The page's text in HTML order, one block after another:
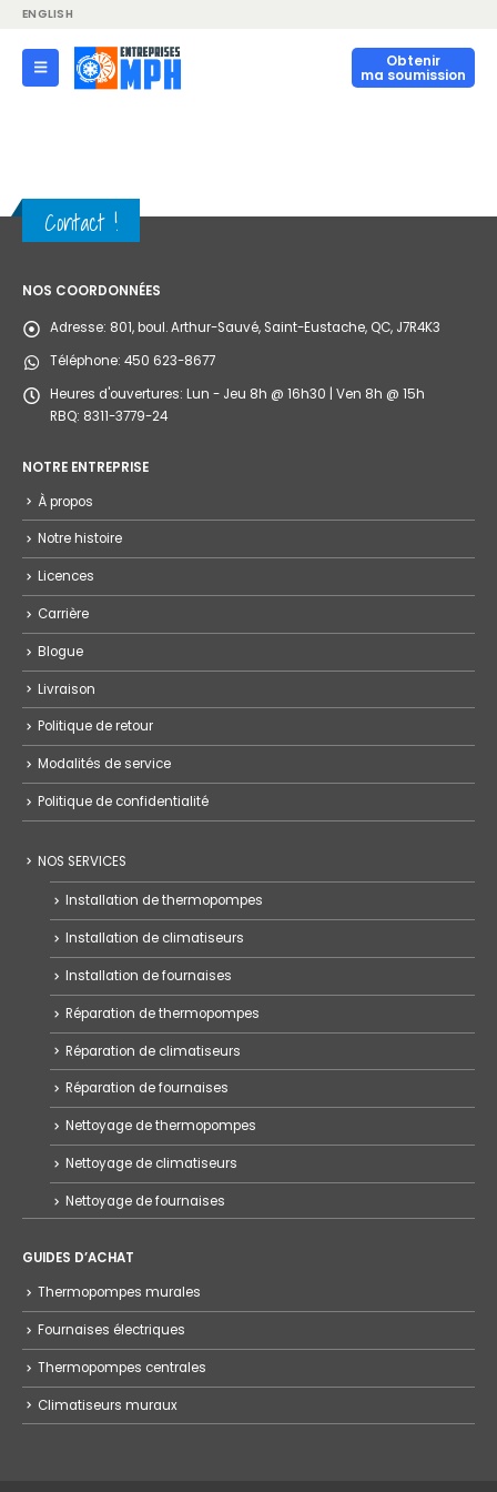
ENGLISH
Obtenir
ma soumission
Contact !
NOS COORDONNÉES
Adresse: 801, boul. Arthur-Sauvé, Saint-Eustache, QC, J7R4K3
Téléphone: 450 623-8677
Heures d'ouvertures: Lun - Jeu 8h @ 16h30 | Ven 8h @ 15h
RBQ: 8311-3779-24
NOTRE ENTREPRISE
À propos
Notre histoire
Licences
Carrière
Blogue
Livraison
Politique de retour
Modalités de service
Politique de confidentialité
NOS SERVICES
Installation de thermopompes
Installation de climatiseurs
Installation de fournaises
Réparation de thermopompes
Réparation de climatiseurs
Réparation de fournaises
Nettoyage de thermopompes
Nettoyage de climatiseurs
Nettoyage de fournaises
GUIDES D’ACHAT
Thermopompes murales
Fournaises électriques
Thermopompes centrales
Climatiseurs muraux